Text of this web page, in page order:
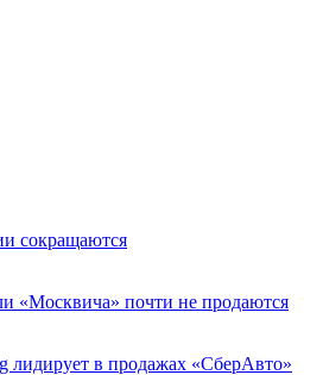
сокращаются
«Москвича» почти не продаются
лидирует в продажах «СберАвто»